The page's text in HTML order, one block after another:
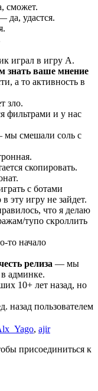
сможет.
да, удастся.
играл в игру А.
знать ваше мнение
а то активность в
зло.
фильтрами и у нас
смешали соль с
скопировать.
с ботами
эту игру не зайдет.
что я делаю
тупо скроллить
то начало
релиза — мы
админке.
10+ лет назад, но
назад пользователем
, ajir
присоединиться к